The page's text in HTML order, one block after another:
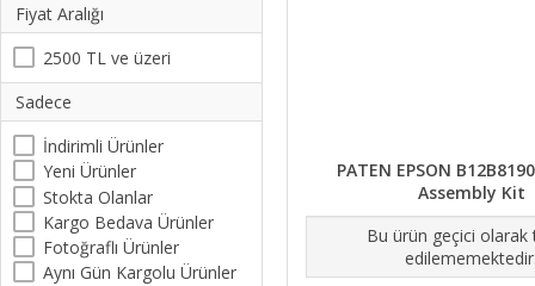
Fiyat Aralığı
2500 TL ve üzeri
Sadece
İndirimli Ürünler
Yeni Ürünler
Stokta Olanlar
Kargo Bedava Ürünler
Fotoğraflı Ürünler
Aynı Gün Kargolu Ürünler
PATEN EPSON
Assembly Kit
Bu ürün geçici olarak